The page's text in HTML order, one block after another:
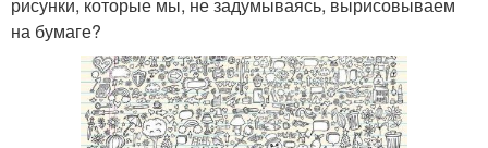
рисунки, которые мы, не задумываясь, вырисовываем
на бумаге?